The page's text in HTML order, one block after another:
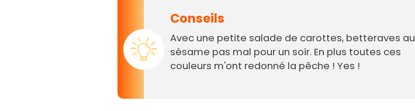
Conseils
Avec une petite salade de carottes, betteraves au
sésame pas mal pour un soir. En plus toutes ces
couleurs m'ont redonné la pêche ! Yes !